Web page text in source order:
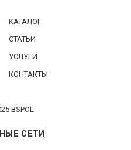
КАТАЛОГ
СТАТЬИ
УСЛУГИ
КОНТАКТЫ
BSPOL
СЕТИ